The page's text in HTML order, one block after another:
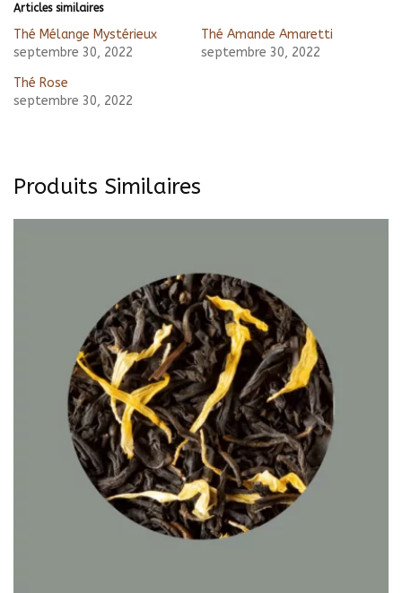
Articles similaires
Thé Mélange Mystérieux
septembre 30, 2022
Thé Amande Amaretti
septembre 30, 2022
Thé Rose
septembre 30, 2022
Produits Similaires